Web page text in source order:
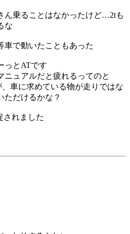
ん乗ることはなかったけど…2tも
な
車で動いたこともあった
っとATです
ニュアルだと疲れるってのと
車に求めている物が走りではな
ただけるかな？
されました